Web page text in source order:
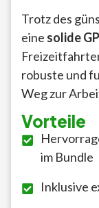
Trotz des
eine solide
robuste und
Weg zur
Vorteile
im Bundle
Inklusive